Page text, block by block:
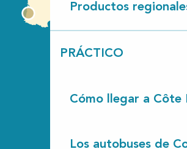
Productos
PRÁCTICO
Cómo llegar a Côte
Los autobuses de